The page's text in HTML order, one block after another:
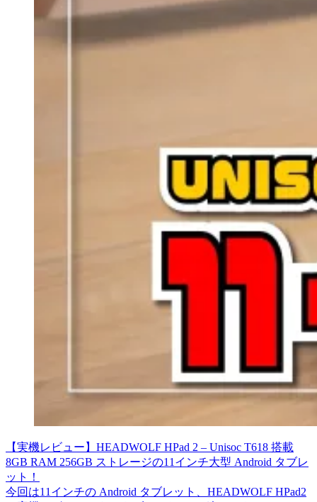
【実機レビュー】HEADWOLF HPad 2 – Unisoc T618 搭載
8GB RAM 256GB ストレージの11インチ大型 Android タブレ
ット！
今回は11インチの Android タブレット、HEADWOLF HPad2